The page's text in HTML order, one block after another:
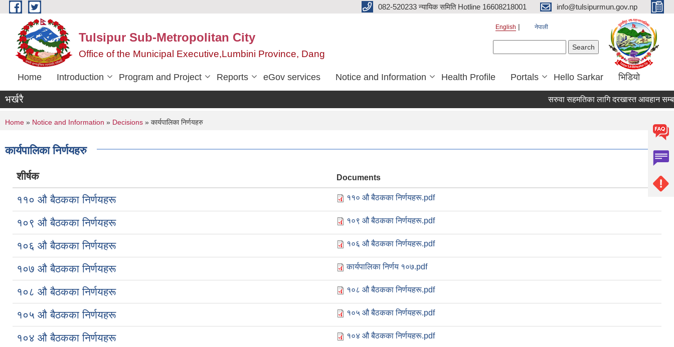
Skip to main content 082-520233 न्यायिक समिति Hotline 16608218001 info@tulsipurmun.gov.np
Tulsipur Sub-Metropolitan City
Office of the Municipal Executive,Lumbini Province, Dang
English नेपाली
Home Introduction Program and Project Reports eGov services Notice and Information Health Profile Portals Hello Sarkar भिडियो
भर्खरै सरुवा सहमतिका लागि दरखास्त आवहान सम्बन्धि
You are here
Home » Notice and Information » Decisions » कार्यपालिका निर्णयहरु
कार्यपालिका निर्णयहरु
शीर्षक Documents
११० औ बैठकका निर्णयहरू ११० औ बैठकका निर्णयहरू.pdf
१०९ औ बैठकका निर्णयहरू १०९ औ बैठकका निर्णयहरू.pdf
१०६ औ बैठकका निर्णयहरू १०६ औ बैठकका निर्णयहरू.pdf
१०७ औ बैठकका निर्णयहरू कार्यपालिका निर्णय १०७.pdf
१०८ औ बैठकका निर्णयहरू १०८ औ बैठकका निर्णयहरू.pdf
१०५ औ बैठकका निर्णयहरू १०५ औ बैठकका निर्णयहरू.pdf
१०४ औ बैठकका निर्णयहरू १०४ औ बैठकका निर्णयहरू.pdf